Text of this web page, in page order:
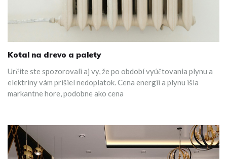
Kotal na drevo a palety
Určite ste spozorovali aj vy, že po období vyúčtovania plynu a
elektriny vám prišiel nedoplatok. Cena energii a plynu išla
markantne hore, podobne ako cena